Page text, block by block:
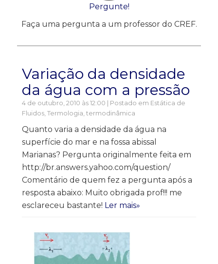
Pergunte!
Faça uma pergunta a um professor do CREF.
Variação da densidade
da água com a pressão
4 de outubro, 2010 às 12:00 | Postado em Estática de
Fluidos Termologia, termodinâmica
Quanto varia a densidade da água na
superfície do mar e na fossa abissal
Marianas? Pergunta originalmente feita em
http://br.answers.yahoo.com/question/
Comentário de quem fez a pergunta após a
resposta abaixo: Muito obrigada prof!!! me
esclareceu bastante! Ler mais»